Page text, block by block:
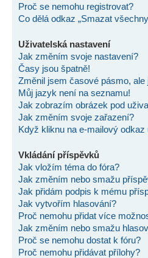
Proč se nemohu registrovat?
Co dělá odkaz „Smazat
Uživatelská nastavení
Jak změním svoje nastavení?
Časy jsou špatně!
Změnil jsem časové pásmo, ale
Můj jazyk není na seznamu!
Jak zobrazím obrázek pod
Jak změním svoje zařazení?
Když kliknu na e-mailový
Vkládání příspěvků
Jak vložím téma do fóra?
Jak změním nebo smažu
Jak přidám podpis k mému
Jak vytvořím hlasování?
Proč nemohu přidat více
Jak změním nebo smažu
Proč se nemohu dostat k fóru?
Proč nemohu přidávat přílohy?